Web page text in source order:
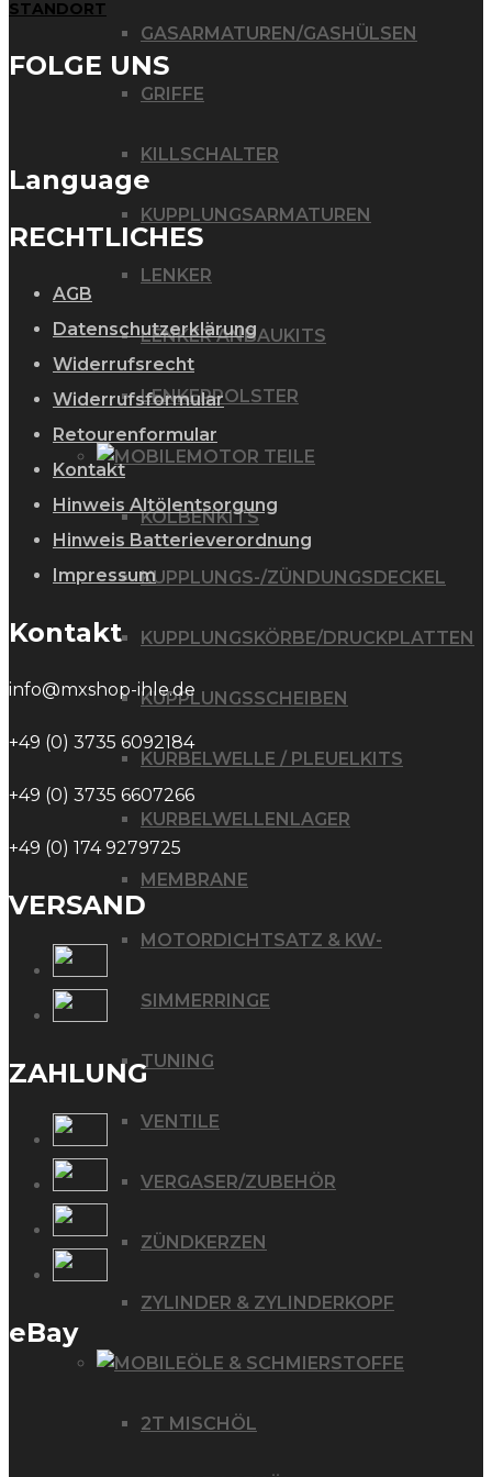
GASARMATUREN/GASHÜLSEN
GRIFFE
KILLSCHALTER
KUPPLUNGSARMATUREN
LENKER
LENKER ANBAUKITS
LENKERPOLSTER
MOTOR TEILE
KOLBENKITS
KUPPLUNGS-/ZÜNDUNGSDECKEL
KUPPLUNGSKÖRBE/DRUCKPLATTEN
KUPPLUNGSSCHEIBEN
KURBELWELLE / PLEUELKITS
KURBELWELLENLAGER
MEMBRANE
MOTORDICHTSATZ & KW-
SIMMERRINGE
TUNING
VENTILE
VERGASER/ZUBEHÖR
ZÜNDKERZEN
ZYLINDER & ZYLINDERKOPF
ÖLE & SCHMIERSTOFFE
2T MISCHÖL
STANDORT
FOLGE UNS
Language
RECHTLICHES
AGB
Datenschutzerklärung
Widerrufsrecht
Widerrufsformular
Retourenformular
Kontakt
Hinweis Altölentsorgung
Hinweis Batterieverordnung
Impressum
Kontakt
info@mxshop-ihle.de
+49 (0) 3735 6092184
+49 (0) 3735 6607266
+49 (0) 174 9279725
VERSAND
ZAHLUNG
eBay